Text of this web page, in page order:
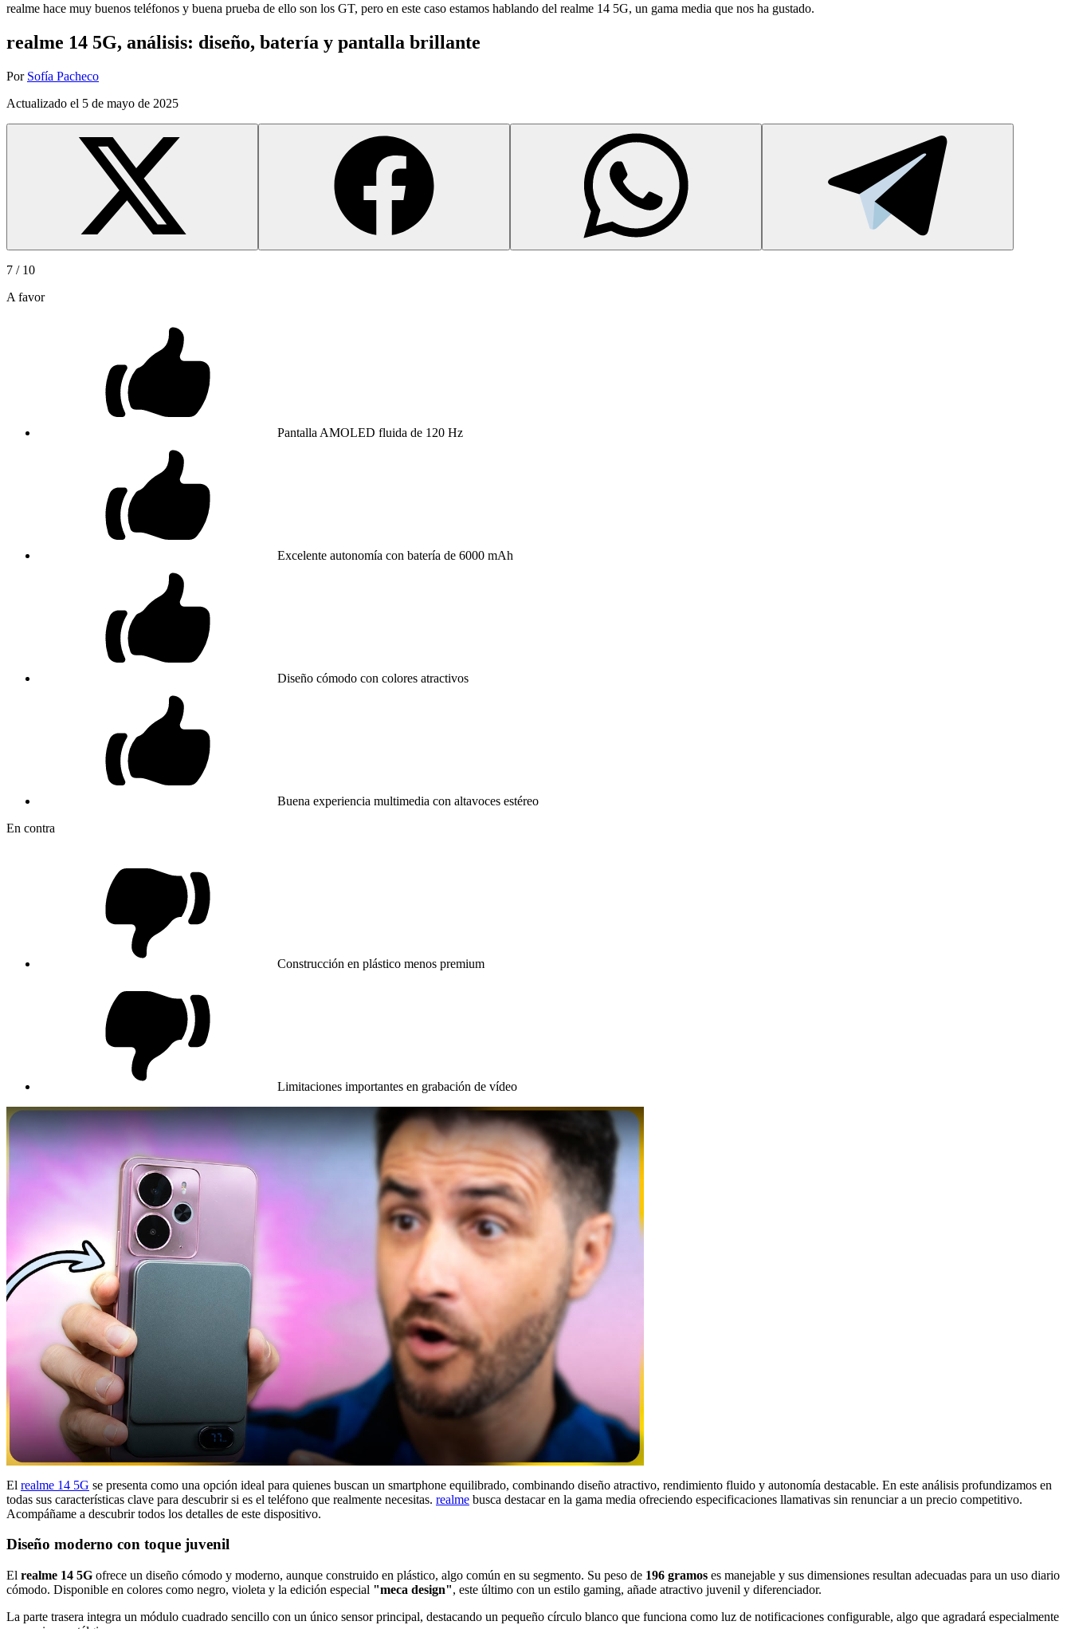
realme hace muy buenos teléfonos y buena prueba de ello son los GT, pero en este caso estamos hablando del realme 14 5G, un gama media que nos ha gustado.
realme 14 5G, análisis: diseño, batería y pantalla brillante
Por Sofía Pacheco
Actualizado el 5 de mayo de 2025
7 / 10
A favor
Pantalla AMOLED fluida de 120 Hz
Excelente autonomía con batería de 6000 mAh
Diseño cómodo con colores atractivos
Buena experiencia multimedia con altavoces estéreo
En contra
Construcción en plástico menos premium
Limitaciones importantes en grabación de vídeo
El realme 14 5G se presenta como una opción ideal para quienes buscan un smartphone equilibrado, combinando diseño atractivo, rendimiento fluido y autonomía destacable. En este análisis profundizamos en
todas sus características clave para descubrir si es el teléfono que realmente necesitas. realme busca destacar en la gama media ofreciendo especificaciones llamativas sin renunciar a un precio competitivo.
Acompáñame a descubrir todos los detalles de este dispositivo.
Diseño moderno con toque juvenil
El realme 14 5G ofrece un diseño cómodo y moderno, aunque construido en plástico, algo común en su segmento. Su peso de 196 gramos es manejable y sus dimensiones resultan adecuadas para un uso diario
cómodo. Disponible en colores como negro, violeta y la edición especial "meca design", este último con un estilo gaming, añade atractivo juvenil y diferenciador.
La parte trasera integra un módulo cuadrado sencillo con un único sensor principal, destacando un pequeño círculo blanco que funciona como luz de notificaciones configurable, algo que agradará especialmente